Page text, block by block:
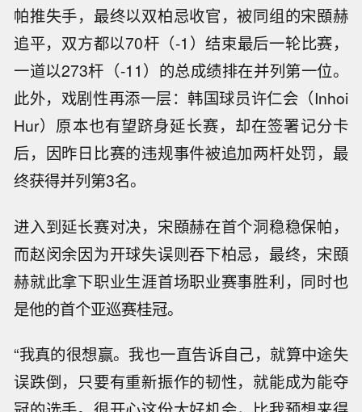
帕推失手，最终以双柏忌收官，被同组的宋䪸赫
追平，双方都以70杆（-1）结束最后一轮比赛，
一道以273杆（-11）的总成绩排在并列第一位。
此外，戏剧性再添一层：韩国球员许仁会（Inhoi
Hur）原本也有望跻身延长赛，却在签署记分卡
后，因昨日比赛的违规事件被追加两杆处罚，最
终获得并列第3名。
进入到延长赛对决，宋䪸赫在首个洞稳稳保帕，
而赵闵余因为开球失误则吞下柏忌，最终，宋䪸
赫就此拿下职业生涯首场职业赛事胜利，同时也
是他的首个亚巡赛桂冠。
“我真的很想赢。我也一直告诉自己，就算中途失
误跌倒，只要有重新振作的韧性，就能成为能夺